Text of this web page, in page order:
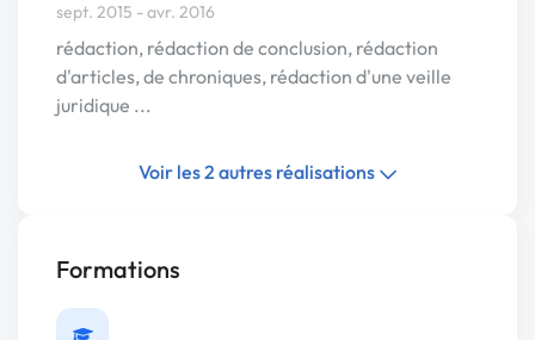
sept. 2015 - avr. 2016
rédaction, rédaction de conclusion, rédaction
d'articles, de chroniques, rédaction d'une veille
juridique ...
Voir les 2 autres réalisations
Formations